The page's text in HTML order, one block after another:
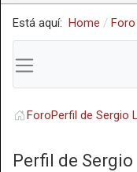
Está aquí: Home Foro
ForoPerfil de Sergio
Perfil de Sergio